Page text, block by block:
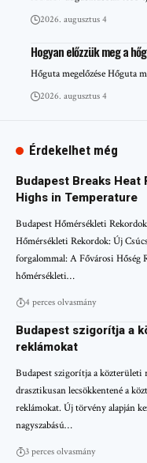
2026. augusztus 4
Hogyan előzzük meg a
Hőguta megelőzése Hőguta
2026. augusztus 4
Érdekelhet még
Budapest Breaks Heat
Highs in Temperature
Budapest Hőmérsékleti
Hőmérsékleti Rekordok: Új
forgalommal: A Fővárosi Hőség
hőmérsékleti…
4 perces olvasmány
Budapest szigorítja a
reklámokat
Budapest szigorítja a közterületi
drasztikusan lecsökkentené a
reklámokat. Új törvény alapján
nagyszabású…
3 perces olvasmány